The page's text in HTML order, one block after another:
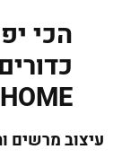
הכי
HOME
עיצוב מרשים